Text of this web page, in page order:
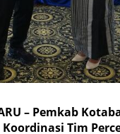
– Pemkab
Koordinasi Tim